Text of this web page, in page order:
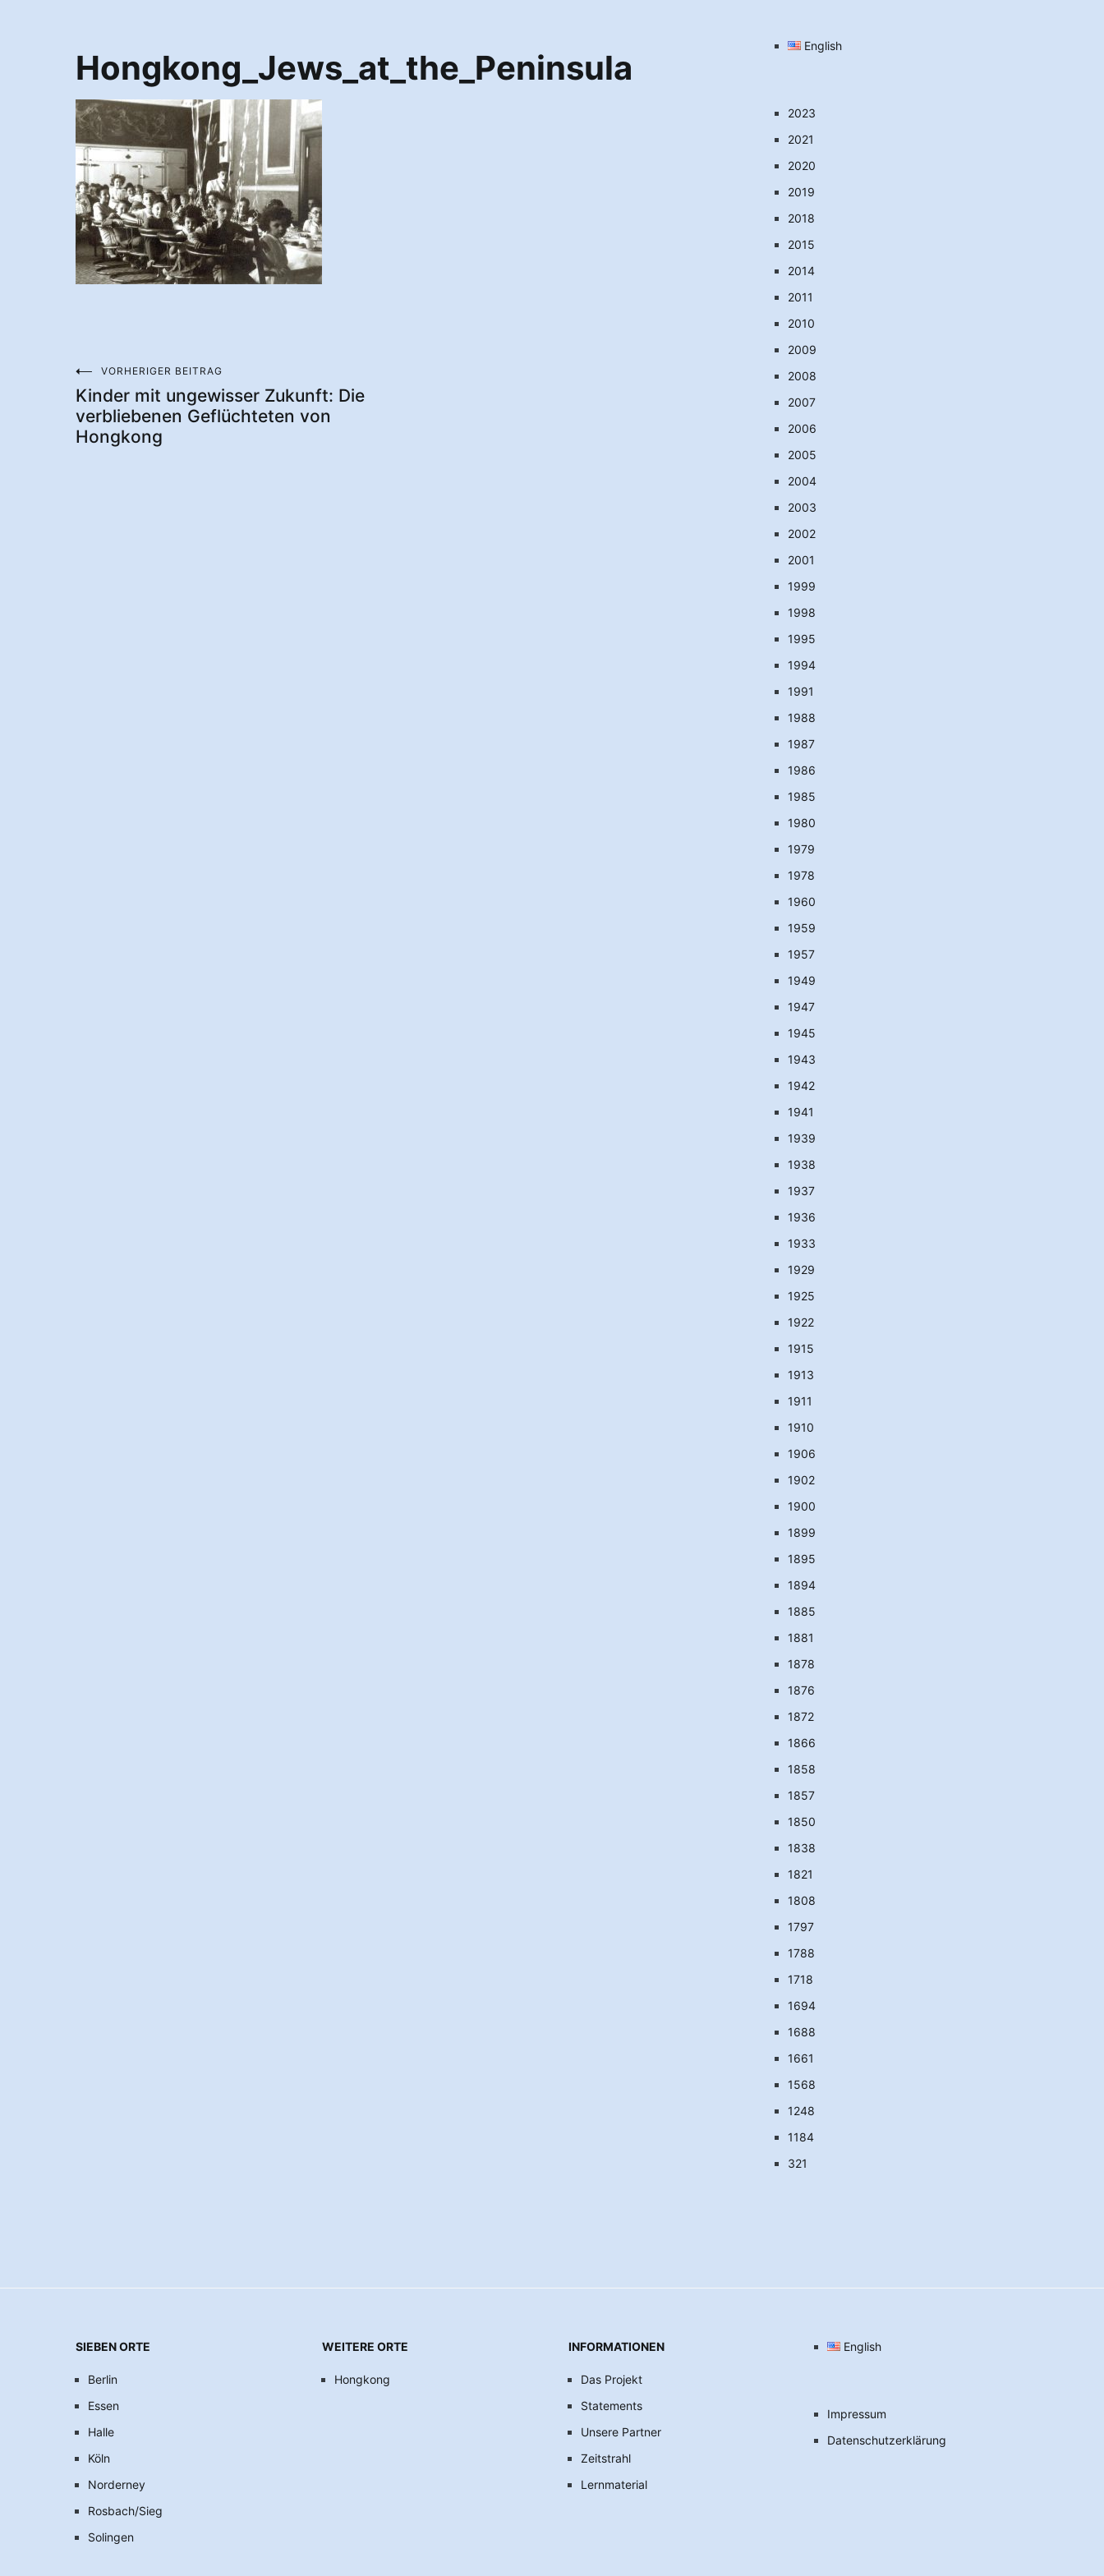
Hongkong_Jews_at_the_Peninsula
Beitragsnavigation
VORHERIGER BEITRAG
Kinder mit ungewisser Zukunft: Die
verbliebenen Geflüchteten von
Hongkong
English
2023
2021
2020
2019
2018
2015
2014
2011
2010
2009
2008
2007
2006
2005
2004
2003
2002
2001
1999
1998
1995
1994
1991
1988
1987
1986
1985
1980
1979
1978
1960
1959
1957
1949
1947
1945
1943
1942
1941
1939
1938
1937
1936
1933
1929
1925
1922
1915
1913
1911
1910
1906
1902
1900
1899
1895
1894
1885
1881
1878
1876
1872
1866
1858
1857
1850
1838
1821
1808
1797
1788
1718
1694
1688
1661
1568
1248
1184
321
SIEBEN ORTE
Berlin
Essen
Halle
Köln
Norderney
Rosbach/Sieg
Solingen
WEITERE ORTE
Hongkong
INFORMATIONEN
Das Projekt
Statements
Unsere Partner
Zeitstrahl
Lernmaterial
English
Impressum
Datenschutzerklärung